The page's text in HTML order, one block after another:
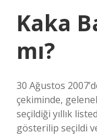
Kaka
mı?
30 Ağustos
çekiminde,
seçildiği yıllık
gösterilip seçildi